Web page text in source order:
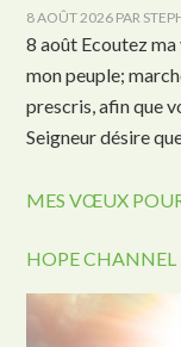
8 AOÛT 2026 PAR
8 août Ecoutez
mon peuple;
prescris, afin que
Seigneur désire
MES VŒUX
HOPE CHANNEL